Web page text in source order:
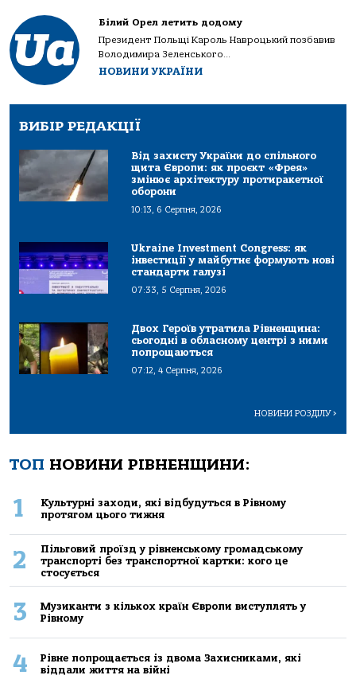
Білий Орел летить додому
Президент Польщі Кароль Навроцький позбавив
Володимира Зеленського...
НОВИНИ УКРАЇНИ
ВИБІР РЕДАКЦІЇ
Від захисту України до спільного
щита Європи: як проєкт «Фрея»
змінює архітектуру протиракетної
оборони
10:13, 6 Серпня, 2026
Ukraine Investment Congress: як
інвестиції у майбутнє формують нові
стандарти галузі
07:33, 5 Серпня, 2026
Двох Героїв утратила Рівненщина:
сьогодні в обласному центрі з ними
попрощаються
07:12, 4 Серпня, 2026
НОВИНИ РОЗДІЛУ>
ТОП НОВИНИ РІВНЕНЩИНИ:
1
Культурні заходи, які відбудуться в Рівному
протягом цього тижня
2
Пільговий проїзд у рівненському громадському
транспорті без транспортної картки: кого це
стосується
3
Музиканти з кількох країн Європи виступлять у
Рівному
4
Рівне попрощається із двома Захисниками, які
віддали життя на війні